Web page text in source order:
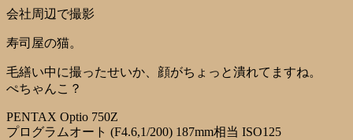
会社周辺で撮影
寿司屋の猫。
毛繕い中に撮ったせいか、顔がちょっと潰れてますね。
ぺちゃんこ？
PENTAX Optio 750Z
プログラムオート (F4.6,1/200) 187mm相当 ISO125